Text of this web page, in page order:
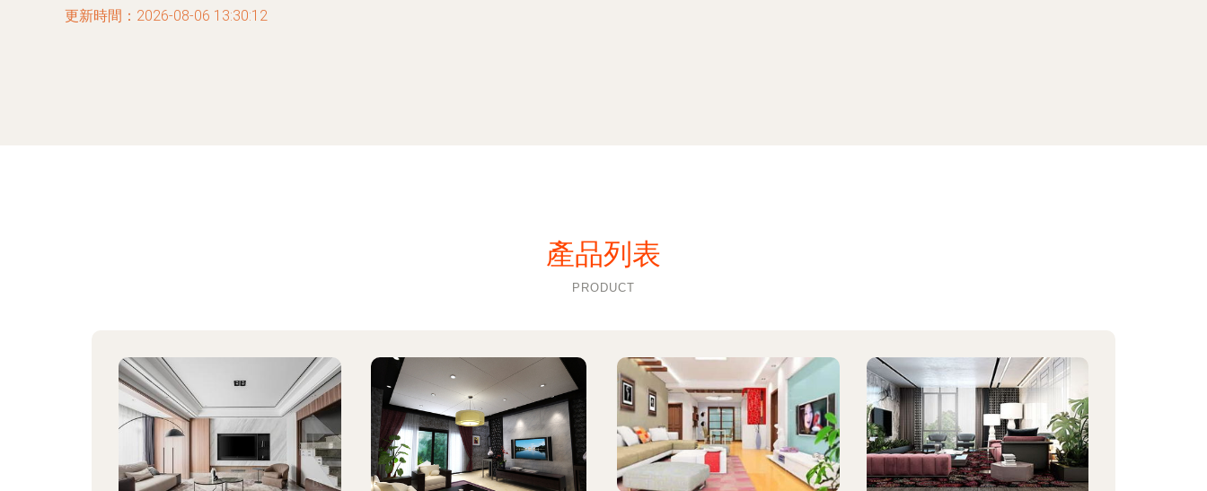
更新時間：2026-08-06 13:30:12
產品列表
PRODUCT